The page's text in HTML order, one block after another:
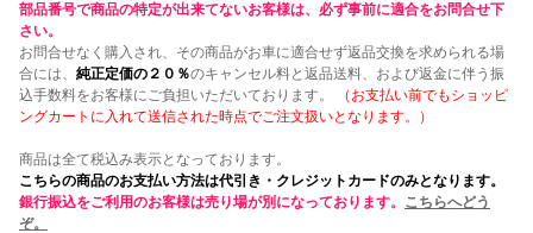
部品番号で商品の特定が出来てないお客様は、必ず事前に適合をお問合せ下
さい。
お問合せなく購入され、その商品がお車に適合せず返品交換を求められる場
合には、 純正定価の２０％のキャンセル料と返品送料、および返金に伴う振
込手数料をお客様にご負担いただいております。
（お支払い前でもショッピ
ングカートに入れて送信された時点でご注文扱いとなります。）
商品は全て税込み表示となっております。
こちらの商品のお支払い方法は代引き・クレジットカードのみとなります。
銀行振込をご利用のお客様は売り場が別になっております。 こちらへどう
ぞ。